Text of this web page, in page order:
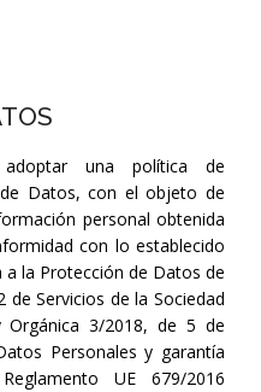
una política de
Datos, con el objeto de
personal obtenida
con lo establecido
la Protección de Datos de
de Servicios de la Sociedad
Orgánica 3/2018, de 5 de
Personales y garantía
UE 679/2016